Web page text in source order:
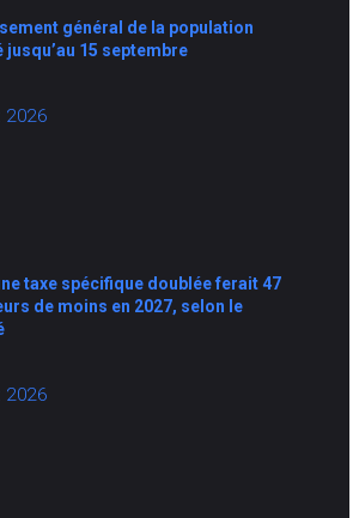
général de la population
jusqu’au 15 septembre
2026
taxe spécifique doublée ferait 47
de moins en 2027, selon le
2026